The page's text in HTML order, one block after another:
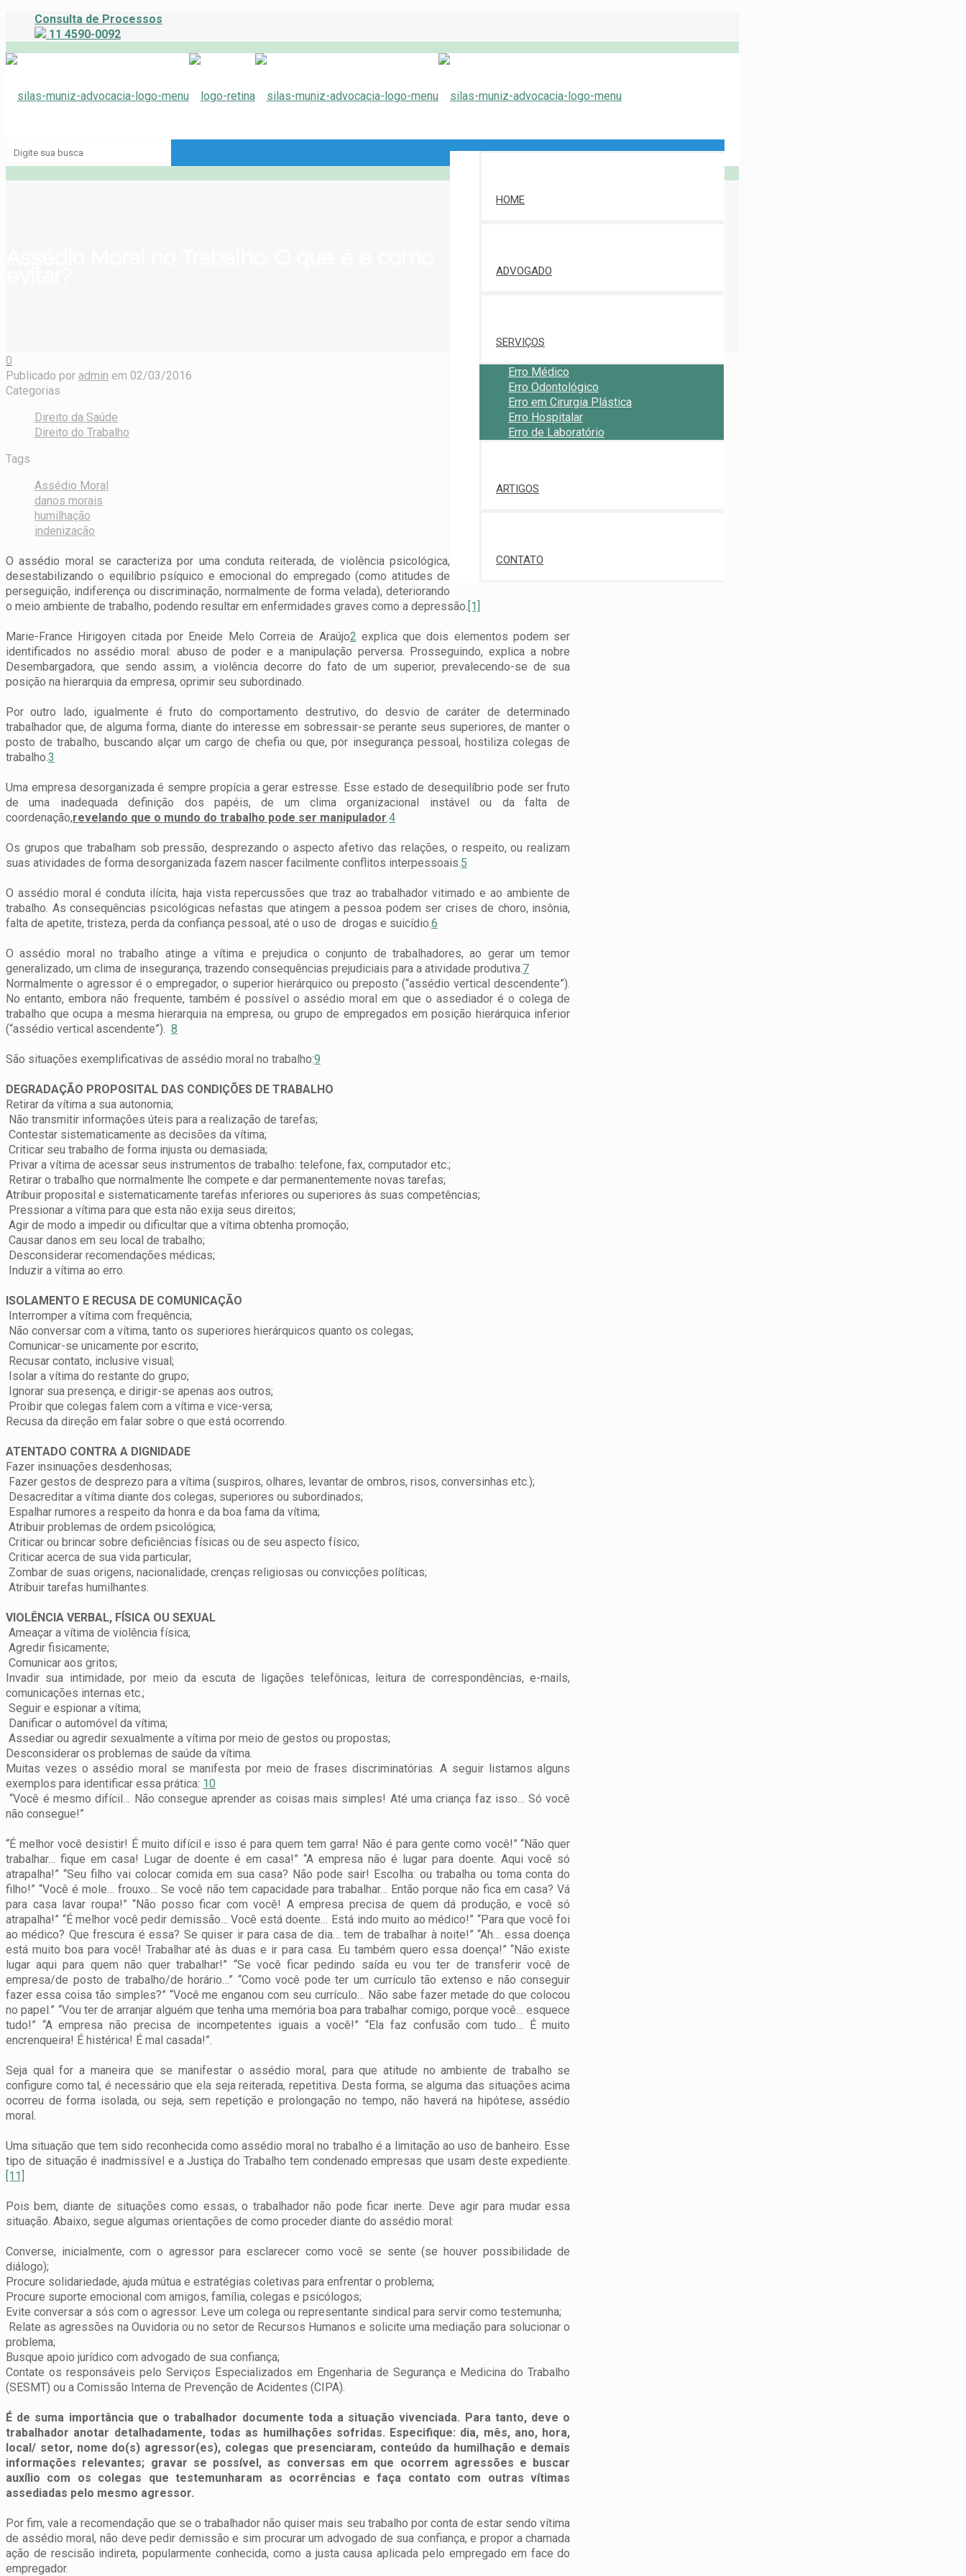
Consulta de Processos
11 4590-0092
HOME
ADVOGADO
SERVIÇOS
Erro Médico
Erro Odontológico
Erro em Cirurgia Plástica
Erro Hospitalar
Erro de Laboratório
ARTIGOS
CONTATO
0
Publicado por admin em 02/03/2016
Categorias
Direito da Saúde
Direito do Trabalho
Tags
Assédio Moral
danos morais
humilhação
indenização
O assédio moral se caracteriza por uma conduta reiterada, de violência psicológica,
desestabilizando o equilíbrio psíquico e emocional do empregado (como atitudes de
perseguição, indiferença ou discriminação, normalmente de forma velada), deteriorando
o meio ambiente de trabalho, podendo resultar em enfermidades graves como a depressão. [1]
Marie-France Hirigoyen citada por Eneide Melo Correia de Araújo2 explica que dois elementos podem ser
identificados no assédio moral: abuso de poder e a manipulação perversa. Prosseguindo, explica a nobre
Desembargadora, que sendo assim, a violência decorre do fato de um superior, prevalecendo-se de sua
posição na hierarquia da empresa, oprimir seu subordinado.
Por outro lado, igualmente é fruto do comportamento destrutivo, do desvio de caráter de determinado
trabalhador que, de alguma forma, diante do interesse em sobressair-se perante seus superiores, de manter o
posto de trabalho, buscando alçar um cargo de chefia ou que, por insegurança pessoal, hostiliza colegas de
trabalho. 3
Uma empresa desorganizada é sempre propícia a gerar estresse. Esse estado de desequilíbrio pode ser fruto
de uma inadequada definição dos papéis, de um clima organizacional instável ou da falta de
coordenação,revelando que o mundo do trabalho pode ser manipulador 4
Os grupos que trabalham sob pressão, desprezando o aspecto afetivo das relações, o respeito, ou realizam
suas atividades de forma desorganizada fazem nascer facilmente conflitos interpessoais. 5
O assédio moral é conduta ilícita, haja vista repercussões que traz ao trabalhador vitimado e ao ambiente de
trabalho. As consequências psicológicas nefastas que atingem a pessoa podem ser crises de choro, insônia,
falta de apetite, tristeza, perda da confiança pessoal, até o uso de drogas e suicídio. 6
O assédio moral no trabalho atinge a vítima e prejudica o conjunto de trabalhadores, ao gerar um temor
generalizado, um clima de insegurança, trazendo consequências prejudiciais para a atividade produtiva. 7
Normalmente o agressor é o empregador, o superior hierárquico ou preposto (“assédio vertical descendente”).
No entanto, embora não frequente, também é possível o assédio moral em que o assediador é o colega de
trabalho que ocupa a mesma hierarquia na empresa, ou grupo de empregados em posição hierárquica inferior
(“assédio vertical ascendente”). 8
São situações exemplificativas de assédio moral no trabalho:9
DEGRADAÇÃO PROPOSITAL DAS CONDIÇÕES DE TRABALHO
Retirar da vítima a sua autonomia;
Não transmitir informações úteis para a realização de tarefas;
Contestar sistematicamente as decisões da vítima;
Criticar seu trabalho de forma injusta ou demasiada;
Privar a vítima de acessar seus instrumentos de trabalho: telefone, fax, computador etc.;
Retirar o trabalho que normalmente lhe compete e dar permanentemente novas tarefas;
Atribuir proposital e sistematicamente tarefas inferiores ou superiores às suas competências;
Pressionar a vítima para que esta não exija seus direitos;
Agir de modo a impedir ou dificultar que a vítima obtenha promoção;
Causar danos em seu local de trabalho;
Desconsiderar recomendações médicas;
Induzir a vítima ao erro.
ISOLAMENTO E RECUSA DE COMUNICAÇÃO
Interromper a vítima com frequência;
Não conversar com a vítima, tanto os superiores hierárquicos quanto os colegas;
Comunicar-se unicamente por escrito;
Recusar contato, inclusive visual;
Isolar a vítima do restante do grupo;
Ignorar sua presença, e dirigir-se apenas aos outros;
Proibir que colegas falem com a vítima e vice-versa;
Recusa da direção em falar sobre o que está ocorrendo.
ATENTADO CONTRA A DIGNIDADE
Fazer insinuações desdenhosas;
Fazer gestos de desprezo para a vítima (suspiros, olhares, levantar de ombros, risos, conversinhas etc.);
Desacreditar a vítima diante dos colegas, superiores ou subordinados;
Espalhar rumores a respeito da honra e da boa fama da vítima;
Atribuir problemas de ordem psicológica;
Criticar ou brincar sobre deficiências físicas ou de seu aspecto físico;
Criticar acerca de sua vida particular;
Zombar de suas origens, nacionalidade, crenças religiosas ou convicções políticas;
Atribuir tarefas humilhantes.
VIOLÊNCIA VERBAL, FÍSICA OU SEXUAL
Ameaçar a vítima de violência física;
Agredir fisicamente;
Comunicar aos gritos;
Invadir sua intimidade, por meio da escuta de ligações telefônicas, leitura de correspondências, e-mails,
comunicações internas etc.;
Seguir e espionar a vítima;
Danificar o automóvel da vítima;
Assediar ou agredir sexualmente a vítima por meio de gestos ou propostas;
Desconsiderar os problemas de saúde da vítima.
Muitas vezes o assédio moral se manifesta por meio de frases discriminatórias. A seguir listamos alguns
exemplos para identificar essa prática: 10
“Você é mesmo difícil… Não consegue aprender as coisas mais simples! Até uma criança faz isso… Só você
não consegue!”
“É melhor você desistir! É muito difícil e isso é para quem tem garra! Não é para gente como você!” “Não quer
trabalhar… fique em casa! Lugar de doente é em casa!” “A empresa não é lugar para doente. Aqui você só
atrapalha!” “Seu filho vai colocar comida em sua casa? Não pode sair! Escolha: ou trabalha ou toma conta do
filho!” “Você é mole… frouxo… Se você não tem capacidade para trabalhar… Então porque não fica em casa? Vá
para casa lavar roupa!” “Não posso ficar com você! A empresa precisa de quem dá produção, e você só
atrapalha!” “É melhor você pedir demissão… Você está doente… Está indo muito ao médico!” “Para que você foi
ao médico? Que frescura é essa? Se quiser ir para casa de dia… tem de trabalhar à noite!” “Ah… essa doença
está muito boa para você! Trabalhar até às duas e ir para casa. Eu também quero essa doença!” “Não existe
lugar aqui para quem não quer trabalhar!” “Se você ficar pedindo saída eu vou ter de transferir você de
empresa/de posto de trabalho/de horário…” “Como você pode ter um currículo tão extenso e não conseguir
fazer essa coisa tão simples?” “Você me enganou com seu currículo… Não sabe fazer metade do que colocou
no papel.” “Vou ter de arranjar alguém que tenha uma memória boa para trabalhar comigo, porque você… esquece
tudo!” “A empresa não precisa de incompetentes iguais a você!” “Ela faz confusão com tudo… É muito
encrenqueira! É histérica! É mal casada!”.
Seja qual for a maneira que se manifestar o assédio moral, para que atitude no ambiente de trabalho se
configure como tal, é necessário que ela seja reiterada, repetitiva. Desta forma, se alguma das situações acima
ocorreu de forma isolada, ou seja, sem repetição e prolongação no tempo, não haverá na hipótese, assédio
moral.
Uma situação que tem sido reconhecida como assédio moral no trabalho é a limitação ao uso de banheiro. Esse
tipo de situação é inadmissível e a Justiça do Trabalho tem condenado empresas que usam deste expediente.
[11]
Pois bem, diante de situações como essas, o trabalhador não pode ficar inerte. Deve agir para mudar essa
situação. Abaixo, segue algumas orientações de como proceder diante do assédio moral:
Converse, inicialmente, com o agressor para esclarecer como você se sente (se houver possibilidade de
diálogo);
Procure solidariedade, ajuda mútua e estratégias coletivas para enfrentar o problema;
Procure suporte emocional com amigos, família, colegas e psicólogos;
Evite conversar a sós com o agressor. Leve um colega ou representante sindical para servir como testemunha;
Relate as agressões na Ouvidoria ou no setor de Recursos Humanos e solicite uma mediação para solucionar o
problema;
Busque apoio jurídico com advogado de sua confiança;
Contate os responsáveis pelo Serviços Especializados em Engenharia de Segurança e Medicina do Trabalho
(SESMT) ou a Comissão Interna de Prevenção de Acidentes (CIPA).
É de suma importância que o trabalhador documente toda a situação vivenciada. Para tanto, deve o
trabalhador anotar detalhadamente, todas as humilhações sofridas. Especifique: dia, mês, ano, hora,
local/ setor, nome do(s) agressor(es), colegas que presenciaram, conteúdo da humilhação e demais
informações relevantes; gravar se possível, as conversas em que ocorrem agressões e buscar
auxílio com os colegas que testemunharam as ocorrências e faça contato com outras vítimas
assediadas pelo mesmo agressor.
Por fim, vale a recomendação que se o trabalhador não quiser mais seu trabalho por conta de estar sendo vítima
de assédio moral, não deve pedir demissão e sim procurar um advogado de sua confiança, e propor a chamada
ação de rescisão indireta, popularmente conhecida, como a justa causa aplicada pelo empregado em face do
empregador.